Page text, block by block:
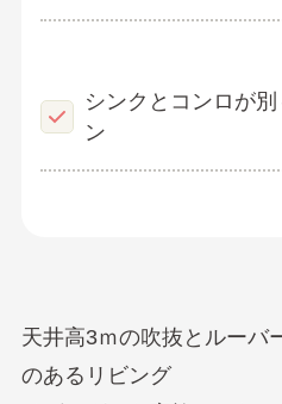
シンクとコンロが
ン
天井高3ｍの吹抜とルーバ
のあるリビング